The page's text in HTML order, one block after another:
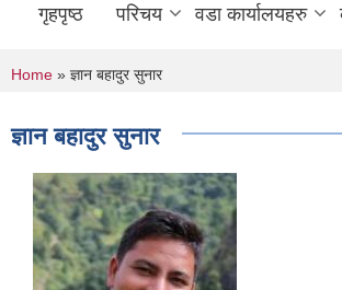
गृहपृष्ठ परिचय वडा कार्यालयहरु
You are here
Home » ज्ञान बहादुर सुनार
ज्ञान बहादुर सुनार